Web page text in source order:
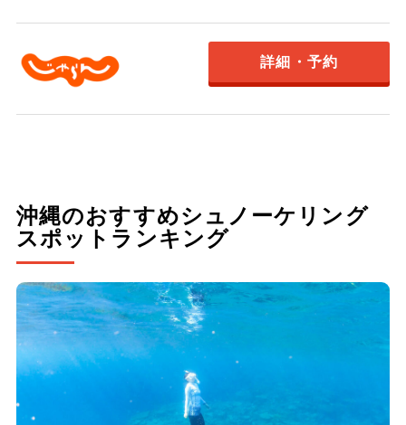
詳細・予約
沖縄のおすすめシュノーケリング
スポットランキング